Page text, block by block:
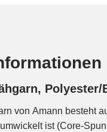
von Amann besteht
ist (Core-
Für eine dauerhafte